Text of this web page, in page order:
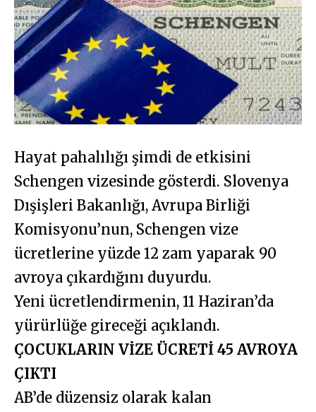
Hayat pahalılığı şimdi de etkisini
Schengen vizesinde gösterdi. Slovenya
Dışişleri Bakanlığı, Avrupa Birliği
Komisyonu’nun, Schengen vize
ücretlerine yüzde 12 zam yaparak 90
avroya çıkardığını duyurdu.
Yeni ücretlendirmenin, 11 Haziran’da
yürürlüğe gireceği açıklandı.
ÇOCUKLARIN VİZE ÜCRETİ 45 AVROYA
ÇIKTI
AB’de düzensiz olarak kalan